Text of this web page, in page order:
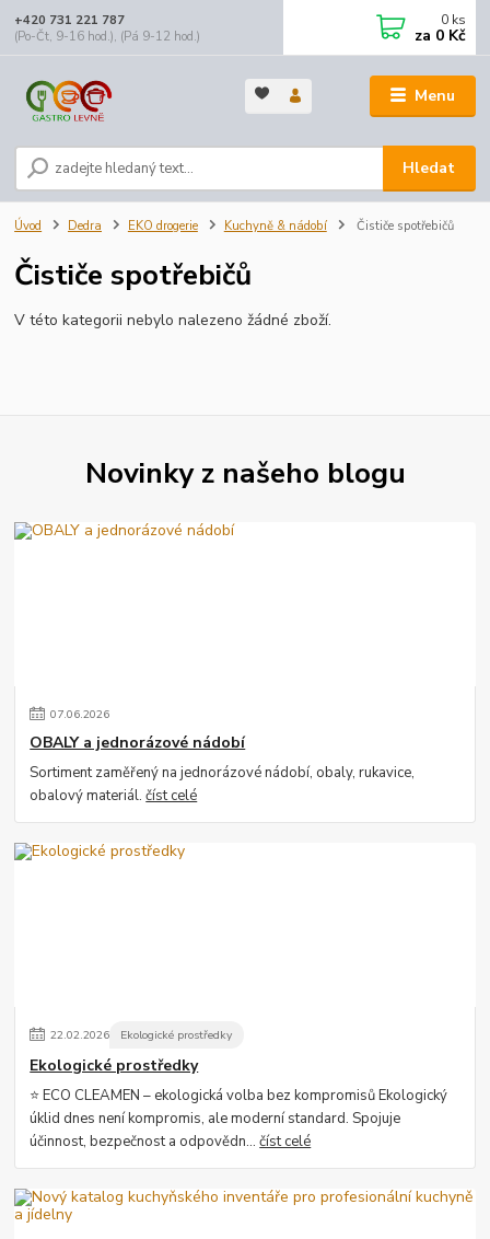
Menu
Hledat
+420 731 221 787
(Po-Čt, 9-16 hod.), (Pá 9-12 hod.)
0 ks
za 0 Kč
Úvod Dedra EKO drogerie Kuchyně & nádobí Čističe spotřebičů
Čističe spotřebičů
V této kategorii nebylo nalezeno žádné zboží.
Novinky z našeho blogu
07.06.2026
OBALY a jednorázové nádobí
Sortiment zaměřený na jednorázové nádobí, obaly, rukavice,
obalový materiál.číst celé
22.02.2026 Ekologické prostředky
Ekologické prostředky
⭐ ECO CLEAMEN – ekologická volba bez kompromisů Ekologický
úklid dnes není kompromis, ale moderní standard. Spojuje
účinnost, bezpečnost a odpovědn...číst celé